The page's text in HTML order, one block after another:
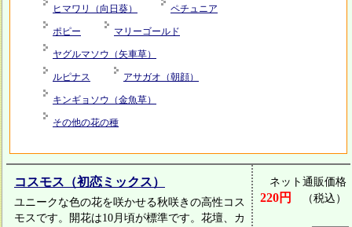
ヒマワリ（向日葵） ペチュニア
ポピー マリーゴールド
ヤグルマソウ（矢車草）
ルピナス アサガオ（朝顔）
キンギョソウ（金魚草）
その他の花の種
コスモス（初恋ミックス）
ユニークな色の花を咲かせる秋咲きの高性コス
モスです。開花は10月頃が標準です。花壇、カ
ネット通販価格
220円 （税込）